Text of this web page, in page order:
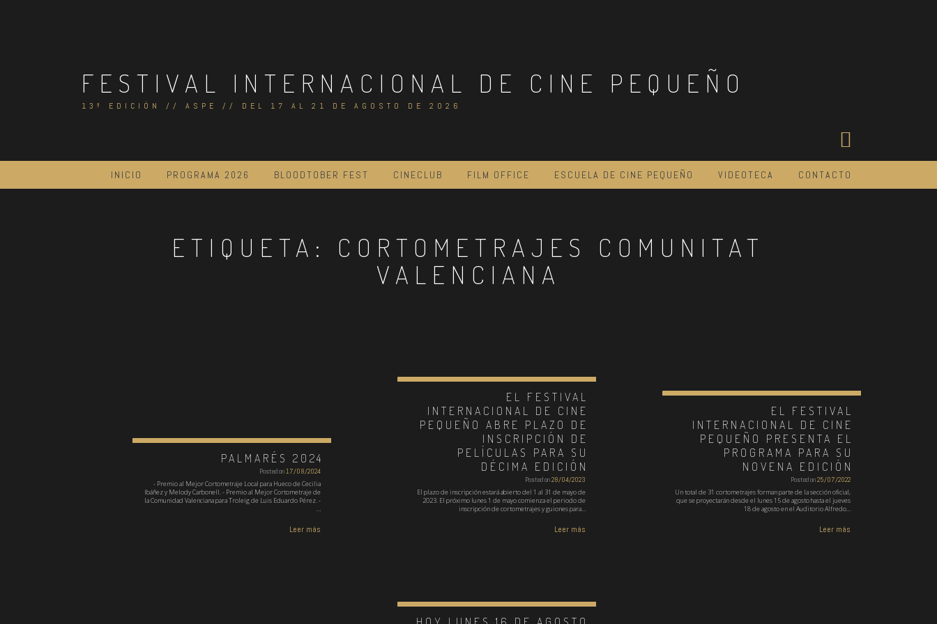
FESTIVAL INTERNACIONAL DE CINE PEQUEÑO
13ª EDICIÓN // ASPE // DEL 17 AL 21 DE AGOSTO DE 2026
INICIO PROGRAMA 2026 BLOODTOBER FEST CINECLUB FILM OFFICE ESCUELA DE CINE PEQUEÑO VIDEOTECA CONTACTO
ETIQUETA: CORTOMETRAJES COMUNITAT
VALENCIANA
PALMARÉS 2024
Posted on17/08/2024
- Premio al Mejor Cortometraje Local para Hueco de Cecilia
Ibáñez y Melody Carbonell. - Premio al Mejor Cortometraje de
la Comunidad Valenciana para Troleig de Luis Eduardo Pérez. -
…
Leer más
EL FESTIVAL
INTERNACIONAL DE CINE
PEQUEÑO ABRE PLAZO DE
INSCRIPCIÓN DE
PELÍCULAS PARA SU
DÉCIMA EDICIÓN
Posted on28/04/2023
El plazo de inscripción estará abierto del 1 al 31 de mayo de
2023. El próximo lunes 1 de mayo comienza el periodo de
inscripción de cortometrajes y guiones para…
Leer más
EL FESTIVAL
INTERNACIONAL DE CINE
PEQUEÑO PRESENTA EL
PROGRAMA PARA SU
NOVENA EDICIÓN
Posted on25/07/2022
Un total de 31 cortometrajes forman parte de la sección oficial,
que se proyectarán desde el lunes 15 de agosto hasta el jueves
18 de agosto en el Auditorio Alfredo…
Leer más